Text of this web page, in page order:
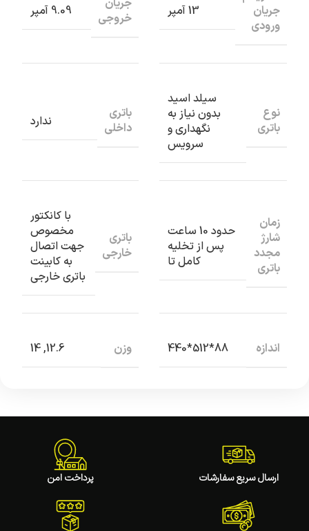
جریان
ورودی
13 آمپر
جریان
خروجی
9.09 آمپر
نوع
باتری
سیلد اسید
بدون نیاز به
نگهداری و
سرویس
باتری
داخلی
ندارد
زمان
شارژ
مجدد
باتری
حدود 10 ساعت
پس از تخلیه
کامل تا
باتری
خارجی
با کانکتور
مخصوص
جهت اتصال
به کابینت
باتری خارجی
اندازه 88*512*440 وزن 12.6, 14
ارسال سریع سفارشات پرداخت امن